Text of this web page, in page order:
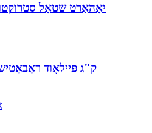
יאָהאַרט שטאָל